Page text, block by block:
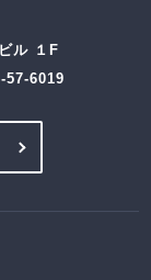
ル １F
57-6019